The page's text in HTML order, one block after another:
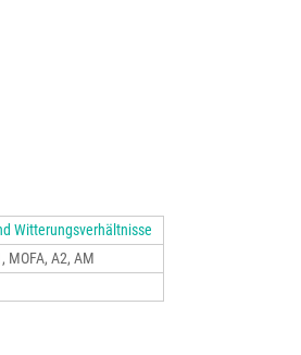
Witterungsverhältnisse
MOFA, A2, AM